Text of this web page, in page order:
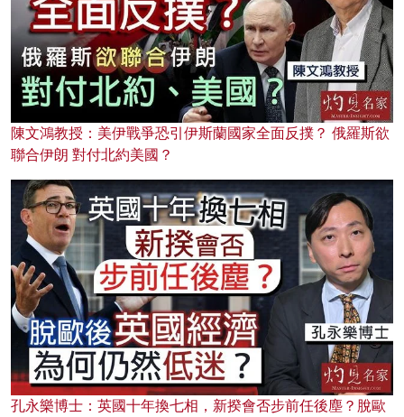
陳文鴻教授：美伊戰爭恐引伊斯蘭國家全面反撲？ 俄羅斯欲
聯合伊朗 對付北約美國？
孔永樂博士：英國十年換七相，新揆會否步前任後塵？脫歐